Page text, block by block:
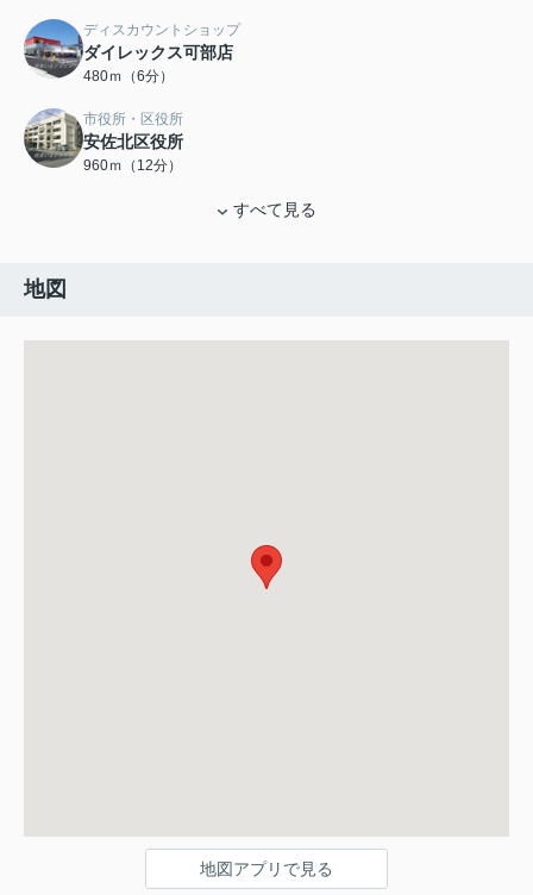
ディスカウントショップ
ダイレックス可部店
480ｍ（6分）
市役所・区役所
安佐北区役所
960ｍ（12分）
すべて見る
地図
地図アプリで見る